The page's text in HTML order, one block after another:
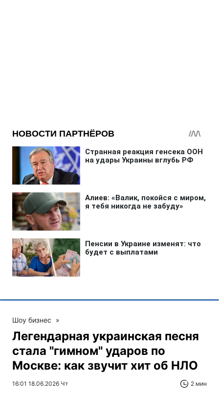
Шоу бизнес »
Легендарная украинская песня
стала "гимном" ударов по
Москве: как звучит хит об НЛО
16:01 18.06.2026 Чт 2 мин